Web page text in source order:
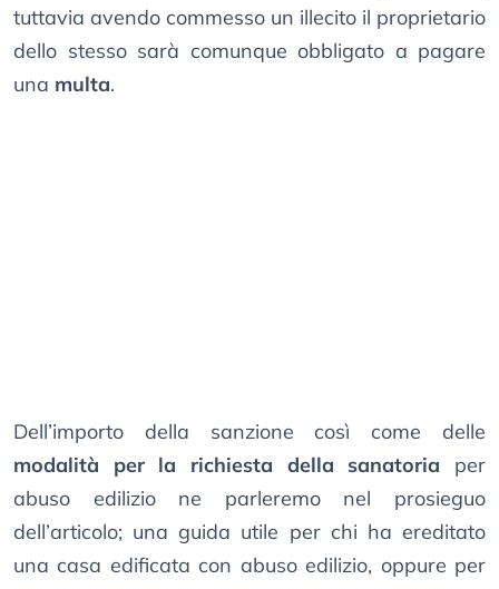
tuttavia avendo commesso un illecito il proprietario
dello stesso sarà comunque obbligato a pagare
una multa.
Dell’importo della sanzione così come delle
modalità per la richiesta della sanatoria per
abuso edilizio ne parleremo nel prosieguo
dell’articolo; una guida utile per chi ha ereditato
una casa edificata con abuso edilizio, oppure per